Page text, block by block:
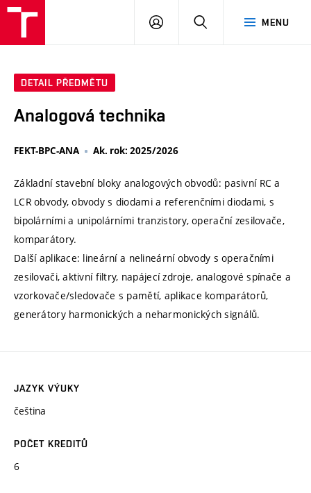
MENU
PŘIHLÁSIT
DETAIL PŘEDMĚTU
Analogová technika
FEKT-BPC-ANA Ak. rok: 2025/2026
Základní stavební bloky analogových obvodů: pasivní RC a
LCR obvody, obvody s diodami a referenčními diodami, s
bipolárními a unipolárními tranzistory, operační zesilovače,
komparátory.
Další aplikace: lineární a nelineární obvody s operačními
zesilovači, aktivní filtry, napájecí zdroje, analogové spínače a
vzorkovače/sledovače s pamětí, aplikace komparátorů,
generátory harmonických a neharmonických signálů.
JAZYK VÝUKY
čeština
POČET KREDITŮ
6